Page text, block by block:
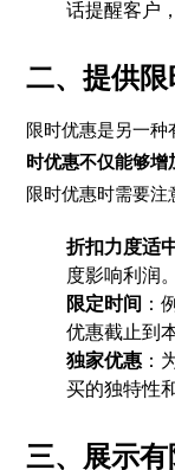
话提醒客户
二、提供
限时优惠是另一种
时优惠不仅能够
限时优惠时需要注
折扣力度适
度影响利润。
限定时间 ：
优惠截止到
独家优惠 ：
买的独特性
三、展示